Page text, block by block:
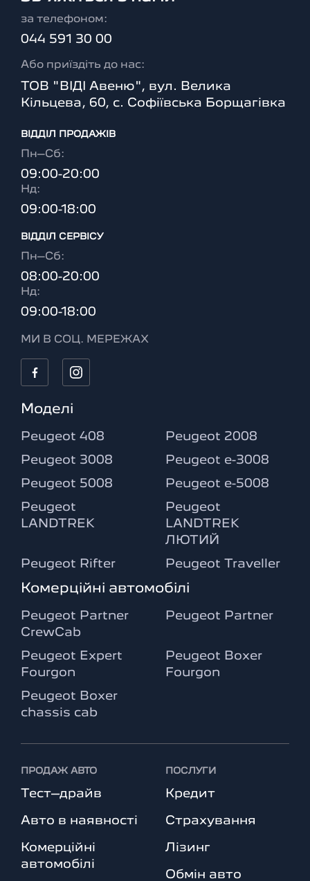
за телефоном:
044 591 30 00
Або приїздіть до нас:
ТОВ "ВІДІ Авеню", вул. Велика
Кільцева, 60, с. Софіївська Борщагівка
ВІДДІЛ ПРОДАЖІВ
Пн–Сб:
09:00-20:00
Нд:
09:00-18:00
ВІДДІЛ CЕРВІСУ
Пн–Сб:
08:00-20:00
Нд:
09:00-18:00
МИ В СОЦ. МЕРЕЖАХ
Моделі
Peugeot 408 Peugeot 2008
Peugeot 3008 Peugeot e-3008
Peugeot 5008 Peugeot e-5008
Peugeot
LANDTREK
Peugeot
LANDTREK
ЛЮТИЙ
Peugeot Rifter Peugeot Traveller
Комерційні автомобілі
Peugeot Partner
CrewCab
Peugeot Partner
Peugeot Expert
Fourgon
Peugeot Boxer
Fourgon
Peugeot Boxer
chassis cab
ПРОДАЖ АВТО
Тест–драйв
Авто в наявності
Комерційні
автомобілі
ПОСЛУГИ
Кредит
Страхування
Лізинг
Обмін авто